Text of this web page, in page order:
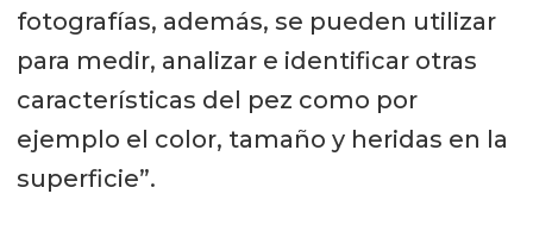
fotografías, además, se pueden utilizar
para medir, analizar e identificar otras
características del pez como por
ejemplo el color, tamaño y heridas en la
superficie”.